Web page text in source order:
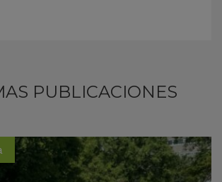
PUBLICACIONES